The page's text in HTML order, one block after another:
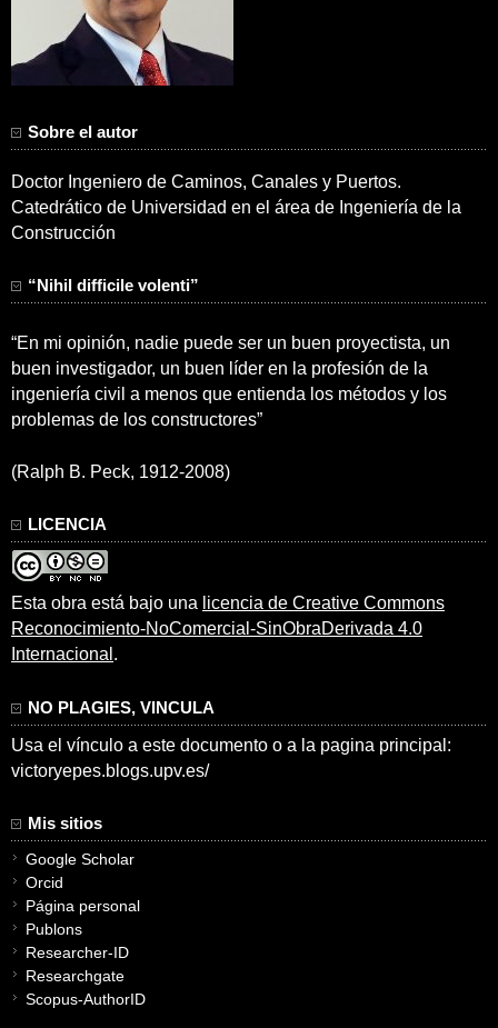
Sobre el autor
Doctor Ingeniero de Caminos, Canales y Puertos.
Catedrático de Universidad en el área de Ingeniería de la
Construcción
“Nihil difficile volenti”
“En mi opinión, nadie puede ser un buen proyectista, un
buen investigador, un buen líder en la profesión de la
ingeniería civil a menos que entienda los métodos y los
problemas de los constructores”
(Ralph B. Peck, 1912-2008)
LICENCIA
Esta obra está bajo una licencia de Creative Commons
Reconocimiento-NoComercial-SinObraDerivada 4.0
Internacional .
NO PLAGIES, VINCULA
Usa el vínculo a este documento o a la pagina principal:
victoryepes.blogs.upv.es/
Mis sitios
Google Scholar
Orcid
Página personal
Publons
Researcher-ID
Researchgate
Scopus-AuthorID